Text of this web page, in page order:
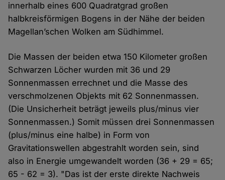
innerhalb eines 600 Quadratgrad großen
halbkreisförmigen Bogens in der Nähe der beiden
Magellan’schen Wolken am Südhimmel.
Die Massen der beiden etwa 150 Kilometer großen
Schwarzen Löcher wurden mit 36 und 29
Sonnenmassen errechnet und die Masse des
verschmolzenen Objekts mit 62 Sonnenmassen.
(Die Unsicherheit beträgt jeweils plus/minus vier
Sonnenmassen.) Somit müssen drei Sonnenmassen
(plus/minus eine halbe) in Form von
Gravitationswellen abgestrahlt worden sein, sind
also in Energie umgewandelt worden (36 + 29 = 65;
65 - 62 = 3). "Das ist der erste direkte Nachweis